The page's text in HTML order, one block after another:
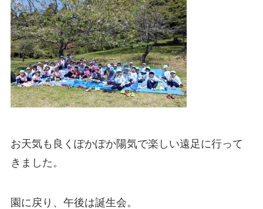
お天気も良くぽかぽか陽気で楽しい遠足に行って
きました。
園に戻り、午後は誕生会。